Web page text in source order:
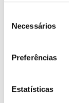
Necessários
Preferências
Estatísticas